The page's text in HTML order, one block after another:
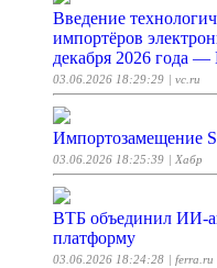
Введение
импортёров
декабря 2026 года
03.06.2026 18:29:29 | vc.ru
Импортозамещение
03.06.2026 18:25:39 | Хабр
ВТБ объединил ИИ-
платформу
03.06.2026 18:24:28 | ferra.ru